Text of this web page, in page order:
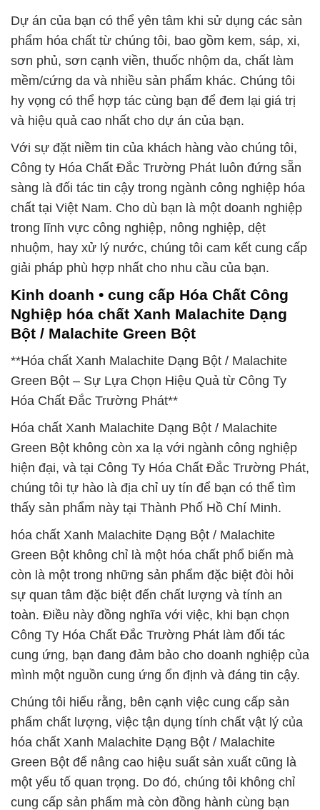
Dự án của bạn có thể yên tâm khi sử dụng các sản
phẩm hóa chất từ chúng tôi, bao gồm kem, sáp, xi,
sơn phủ, sơn cạnh viền, thuốc nhộm da, chất làm
mềm/cứng da và nhiều sản phẩm khác. Chúng tôi
hy vọng có thể hợp tác cùng bạn để đem lại giá trị
và hiệu quả cao nhất cho dự án của bạn.
Với sự đặt niềm tin của khách hàng vào chúng tôi,
Công ty Hóa Chất Đắc Trường Phát luôn đứng sẵn
sàng là đối tác tin cậy trong ngành công nghiệp hóa
chất tại Việt Nam. Cho dù bạn là một doanh nghiệp
trong lĩnh vực công nghiệp, nông nghiệp, dệt
nhuộm, hay xử lý nước, chúng tôi cam kết cung cấp
giải pháp phù hợp nhất cho nhu cầu của bạn.
Kinh doanh • cung cấp Hóa Chất Công
Nghiệp hóa chất Xanh Malachite Dạng
Bột / Malachite Green Bột
**Hóa chất Xanh Malachite Dạng Bột / Malachite
Green Bột – Sự Lựa Chọn Hiệu Quả từ Công Ty
Hóa Chất Đắc Trường Phát**
Hóa chất Xanh Malachite Dạng Bột / Malachite
Green Bột không còn xa lạ với ngành công nghiệp
hiện đại, và tại Công Ty Hóa Chất Đắc Trường Phát,
chúng tôi tự hào là địa chỉ uy tín để bạn có thể tìm
thấy sản phẩm này tại Thành Phố Hồ Chí Minh.
hóa chất Xanh Malachite Dạng Bột / Malachite
Green Bột không chỉ là một hóa chất phổ biến mà
còn là một trong những sản phẩm đặc biệt đòi hỏi
sự quan tâm đặc biệt đến chất lượng và tính an
toàn. Điều này đồng nghĩa với việc, khi bạn chọn
Công Ty Hóa Chất Đắc Trường Phát làm đối tác
cung ứng, bạn đang đảm bảo cho doanh nghiệp của
mình một nguồn cung ứng ổn định và đáng tin cậy.
Chúng tôi hiểu rằng, bên cạnh việc cung cấp sản
phẩm chất lượng, việc tận dụng tính chất vật lý của
hóa chất Xanh Malachite Dạng Bột / Malachite
Green Bột để nâng cao hiệu suất sản xuất cũng là
một yếu tố quan trọng. Do đó, chúng tôi không chỉ
cung cấp sản phẩm mà còn đồng hành cùng bạn